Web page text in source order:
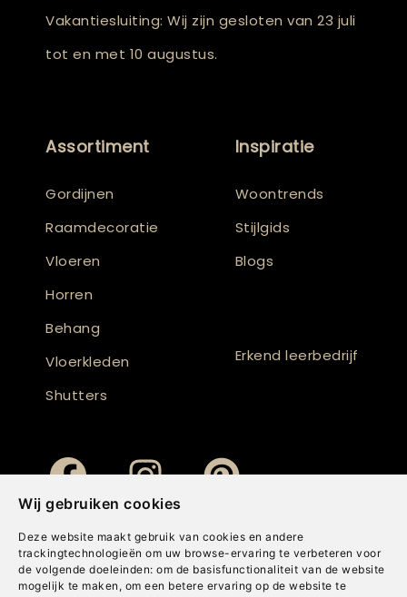
Wij gebruiken cookies
Deze website maakt gebruik van cookies en andere
trackingtechnologieën om uw browse-ervaring te verbeteren voor
de volgende doeleinden: om de basisfunctionaliteit van de website
mogelijk te maken , om een betere ervaring op de website te
Vakantiesluiting: Wij zijn gesloten van 23 juli
tot en met 10 augustus.
Assortiment
Gordijnen
Raamdecoratie
Vloeren
Horren
Behang
Vloerkleden
Shutters
Inspiratie
Woontrends
Stijlgids
Blogs
Erkend leerbedrijf